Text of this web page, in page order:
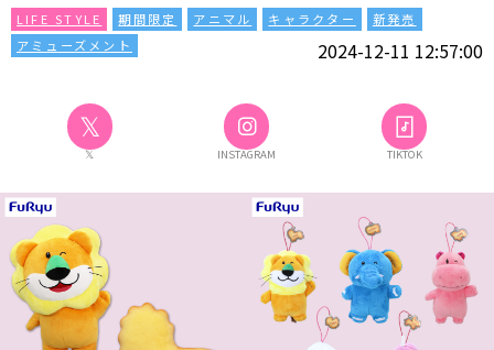
LIFE STYLE 期間限定 アニマル キャラクター
新発売
アミューズメント
2024-12-11 12:57:00
𝕏
𝕏 INSTAGRAM TIKTOK